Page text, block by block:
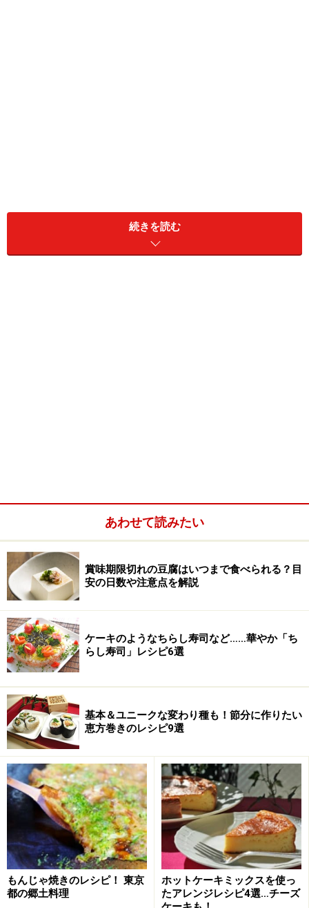
ティラミス(6人分)
エスプレッソコーヒー ダブルショットを2杯分
卵黄
グラニュー糖 55g
マスカルポーネチーズ 200g
生クリーム 100g
ココアパウダー 15g
薄力粉はふるっておく。卵は卵黄と卵白に分けておく。
続きを読む
あわせて読みたい
賞味期限切れの豆腐はいつまで食べられる？目
安の日数や注意点を解説
ケーキのようなちらし寿司など……華やか「ち
らし寿司」レシピ6選
基本＆ユニークな変わり種も！節分に作りたい
恵方巻きのレシピ9選
もんじゃ焼きのレシピ！ 東京
都の郷土料理
ホットケーキミックスを使っ
たアレンジレシピ4選…チーズ